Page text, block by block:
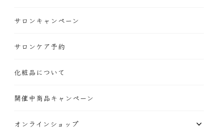
サロンキャンペーン
サロンケア予約
化粧品について
開催中商品キャンペーン
オンラインショップ